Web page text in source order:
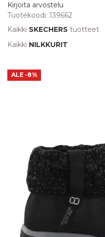
Kirjoita arvostelu
Tuotekoodi: 139662
Kaikki SKECHERS tuotteet
Kaikki NILKKURIT
ALE -8%